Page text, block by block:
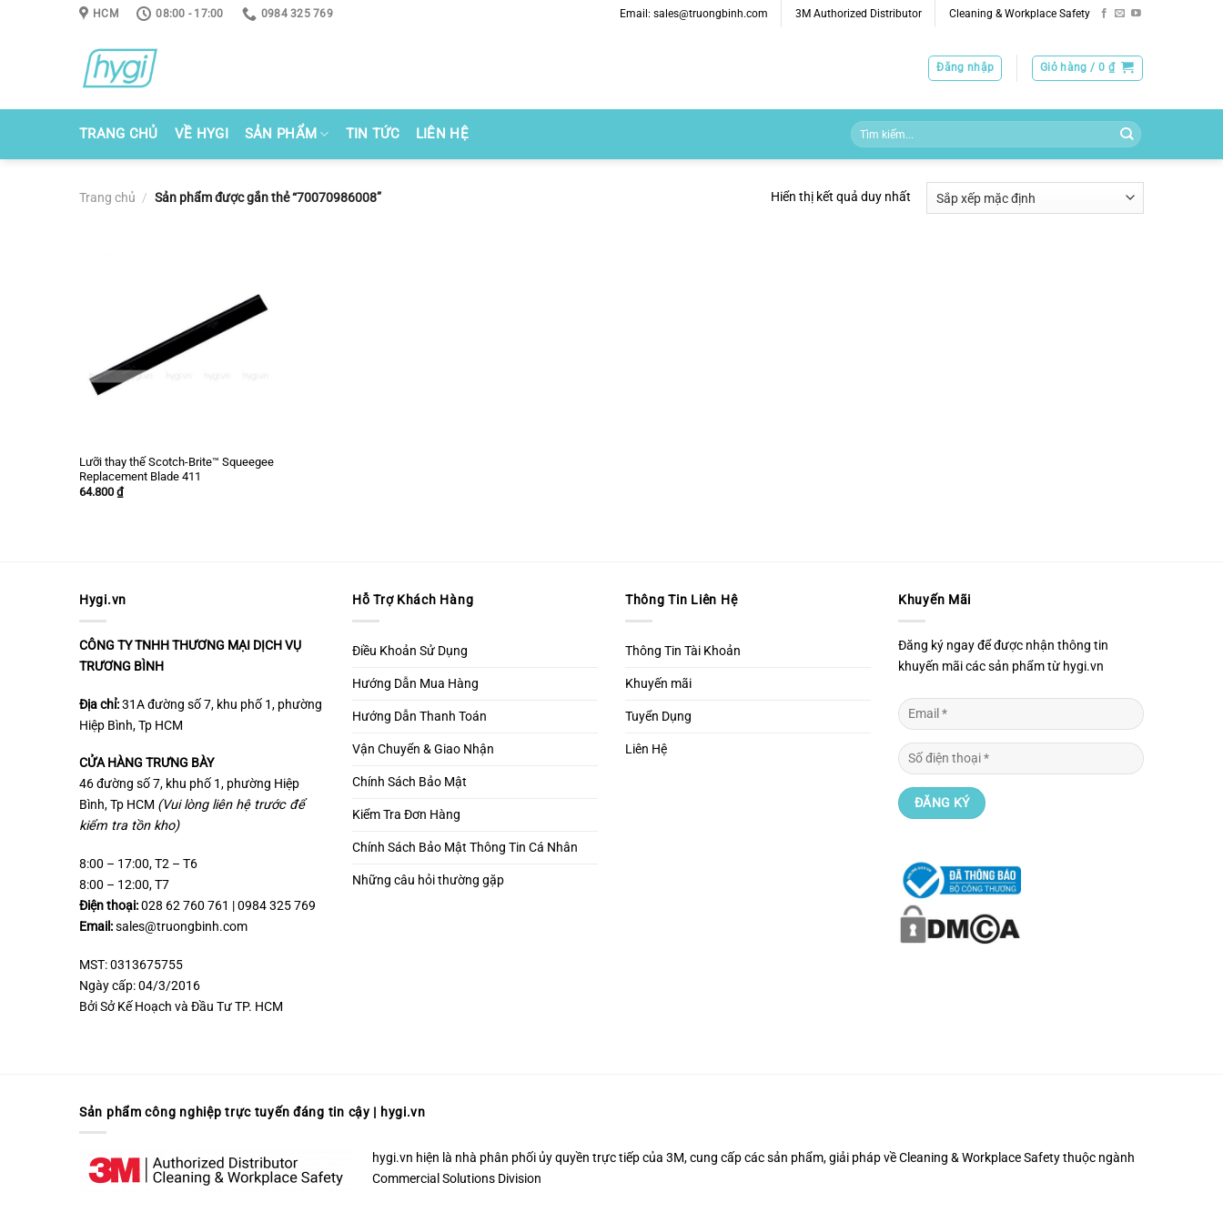
HCM 08:00 - 17:00 0984 325 769 Email: sales@truongbinh.com 3M Authorized Distributor Cleaning & Workplace Safety
Đăng nhập Giỏ hàng / 0 ₫
TRANG CHỦ VỀ HYGI SẢN PHẨM TIN TỨC LIÊN HỆ
Tìm
kiếm:
Trang chủ / Sản phẩm được gắn thẻ “70070986008” Hiển thị kết quả duy nhất
Lưỡi thay thế Scotch-Brite™ Squeegee
Replacement Blade 411
64.800 ₫
Hygi.vn
CÔNG TY TNHH THƯƠNG MẠI DỊCH VỤ
TRƯƠNG BÌNH
Địa chỉ:31A đường số 7, khu phố 1, phường
Hiệp Bình, Tp HCM
CỬA HÀNG TRƯNG BÀY
46 đường số 7, khu phố 1, phường Hiệp
Bình, Tp HCM (Vui lòng liên hệ trước để
kiểm tra tồn kho)
8:00 – 17:00, T2 – T6
8:00 – 12:00, T7
Điện thoại:028 62 760 761 | 0984 325 769
Email:sales@truongbinh.com
MST: 0313675755
Ngày cấp: 04/3/2016
Bởi Sở Kế Hoạch và Đầu Tư TP. HCM
Hỗ Trợ Khách Hàng
Điều Khoản Sử Dụng
Hướng Dẫn Mua Hàng
Hướng Dẫn Thanh Toán
Vận Chuyển & Giao Nhận
Chính Sách Bảo Mật
Kiểm Tra Đơn Hàng
Chính Sách Bảo Mật Thông Tin Cá Nhân
Những câu hỏi thường gặp
Thông Tin Liên Hệ
Thông Tin Tài Khoản
Khuyến mãi
Tuyển Dụng
Liên Hệ
Khuyến Mãi
Đăng ký ngay để được nhận thông tin
khuyến mãi các sản phẩm từ hygi.vn
Sản phẩm công nghiệp trực tuyến đáng tin cậy | hygi.vn
hygi.vn hiện là nhà phân phối ủy quyền trực tiếp của 3M, cung cấp các sản phẩm, giải pháp vềCleaning & Workplace Safetythuộc ngành
Commercial Solutions Division